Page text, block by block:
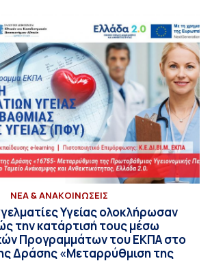
ΝΕΑ & ΑΝΑΚΟΙΝΩΣΕΙΣ
Υγείας ολοκλήρωσαν
την κατάρτισή τους μέσω
Προγραμμάτων του ΕΚΠΑ στο
Δράσης «Μεταρρύθμιση της